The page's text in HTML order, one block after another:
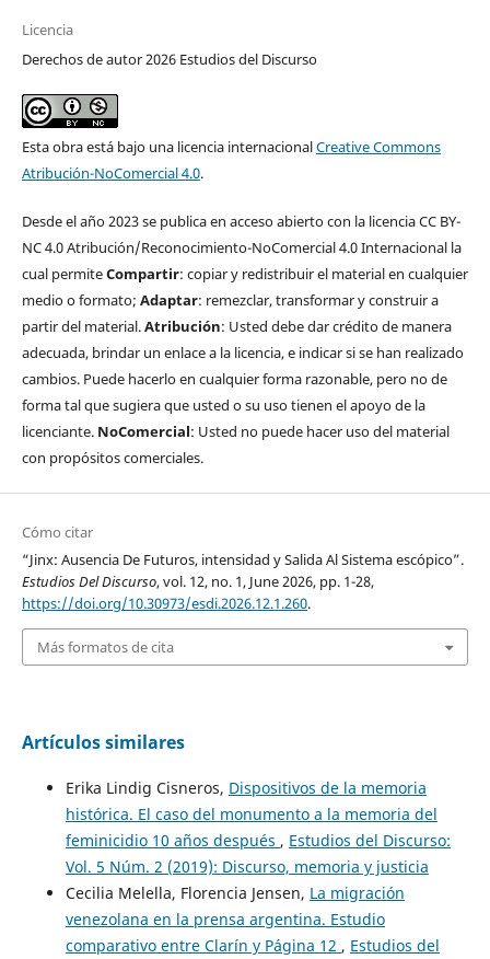
Licencia
Derechos de autor 2026 Estudios del Discurso
Esta obra está bajo una licencia internacionalCreative Commons
Atribución-NoComercial 4.0.
Desde el año 2023 se publica en acceso abierto con la licencia CC BY-
NC 4.0 Atribución/Reconocimiento-NoComercial 4.0 Internacional la
cual permiteCompartir: copiar y redistribuir el material en cualquier
medio o formato; Adaptar: remezclar, transformar y construir a
partir del material.Atribución: Usted debe dar crédito de manera
adecuada, brindar un enlace a la licencia, e indicar si se han realizado
cambios. Puede hacerlo en cualquier forma razonable, pero no de
forma tal que sugiera que usted o su uso tienen el apoyo de la
licenciante. NoComercial: Usted no puede hacer uso del material
con propósitos comerciales.
Cómo citar
“Jinx: Ausencia De Futuros, intensidad y Salida Al Sistema escópico”.
Estudios Del Discurso, vol. 12, no. 1, June 2026, pp. 1-28,
https://doi.org/10.30973/esdi.2026.12.1.260.
Más formatos de cita
Artículos similares
Erika Lindig Cisneros, Dispositivos de la memoria
histórica. El caso del monumento a la memoria del
feminicidio 10 años después , Estudios del Discurso:
Vol. 5 Núm. 2 (2019): Discurso, memoria y justicia
Cecilia Melella, Florencia Jensen, La migración
venezolana en la prensa argentina. Estudio
comparativo entre Clarín y Página 12 , Estudios del